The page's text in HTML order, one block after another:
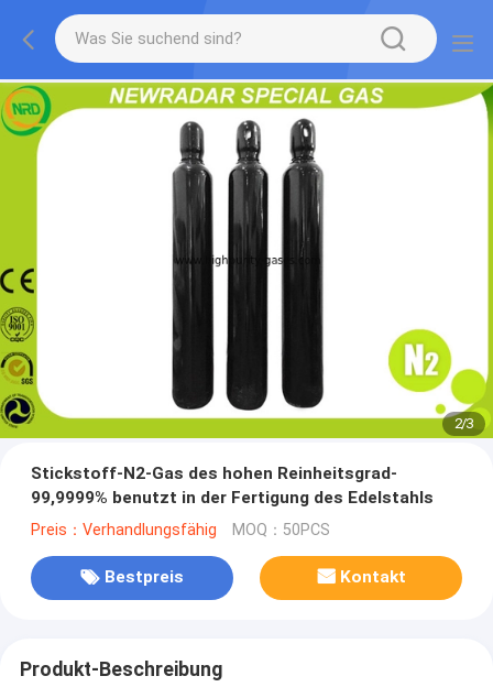
2/3
Stickstoff-N2-Gas des hohen Reinheitsgrad-
99,9999% benutzt in der Fertigung des Edelstahls
Preis：Verhandlungsfähig MOQ：50PCS
Bestpreis Kontakt
Produkt-Beschreibung